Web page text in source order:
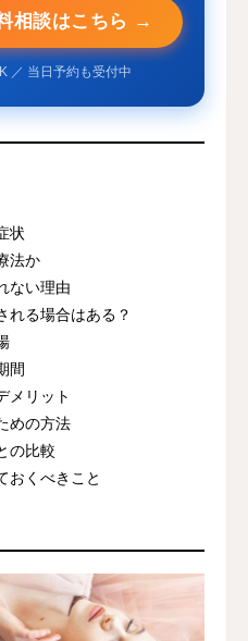
相談はこちら →
／ 当日予約も受付中
状
法か
ない理由
れる場合はある？
間
メリット
めの方法
の比較
おくべきこと